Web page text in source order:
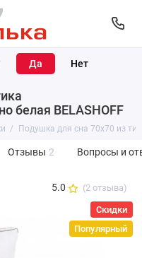
белая BELASHOFF
Подушка для сна 70х70 из
Отзывы 2 Вопросы и
5.0 (2 отзыва)
Скидки
Популярный